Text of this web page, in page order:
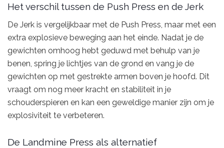
Het verschil tussen de Push Press en de Jerk
De Jerk is vergelijkbaar met de Push Press, maar met een
extra explosieve beweging aan het einde. Nadat je de
gewichten omhoog hebt geduwd met behulp van je
benen, spring je lichtjes van de grond en vang je de
gewichten op met gestrekte armen boven je hoofd. Dit
vraagt ​​om nog meer kracht en stabiliteit in je
schouderspieren en kan een geweldige manier zijn om je
explosiviteit te verbeteren.
De Landmine Press als alternatief